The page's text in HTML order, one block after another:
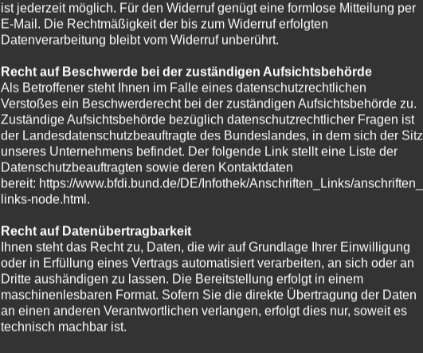
ist jederzeit möglich. Für den Widerruf genügt eine formlose Mitteilung per
E-Mail. Die Rechtmäßigkeit der bis zum Widerruf erfolgten
Datenverarbeitung bleibt vom Widerruf unberührt.
Recht auf Beschwerde bei der zuständigen Aufsichtsbehörde
Als Betroffener steht Ihnen im Falle eines datenschutzrechtlichen
Verstoßes ein Beschwerderecht bei der zuständigen Aufsichtsbehörde zu.
Zuständige Aufsichtsbehörde bezüglich datenschutzrechtlicher Fragen ist
der Landesdatenschutzbeauftragte des Bundeslandes, in dem sich der Sitz
unseres Unternehmens befindet. Der folgende Link stellt eine Liste der
Datenschutzbeauftragten sowie deren Kontaktdaten
bereit: https://www.bfdi.bund.de/DE/Infothek/Anschriften_Links/anschriften_
links-node.html.
Recht auf Datenübertragbarkeit
Ihnen steht das Recht zu, Daten, die wir auf Grundlage Ihrer Einwilligung
oder in Erfüllung eines Vertrags automatisiert verarbeiten, an sich oder an
Dritte aushändigen zu lassen. Die Bereitstellung erfolgt in einem
maschinenlesbaren Format. Sofern Sie die direkte Übertragung der Daten
an einen anderen Verantwortlichen verlangen, erfolgt dies nur, soweit es
technisch machbar ist.